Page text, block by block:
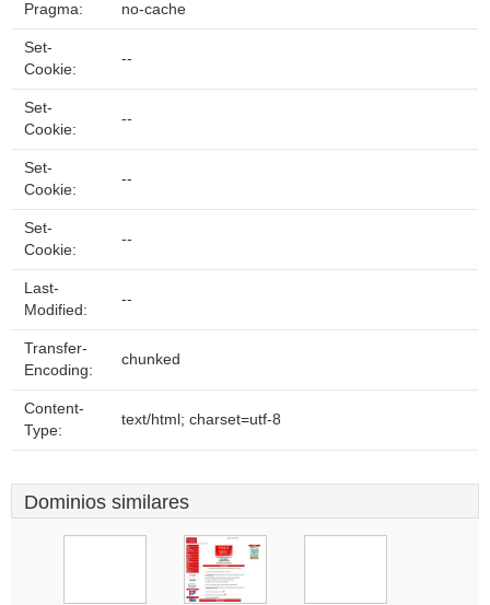
Pragma: no-cache
Set-
Cookie:
--
Set-
Cookie:
--
Set-
Cookie:
--
Set-
Cookie:
--
Last-
Modified:
--
Transfer-
Encoding:
chunked
Content-
Type:
text/html; charset=utf-8
Dominios similares